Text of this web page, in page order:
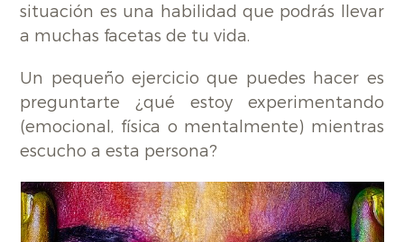
situación es una habilidad que podrás llevar
a muchas facetas de tu vida.
Un pequeño ejercicio que puedes hacer es
preguntarte ¿qué estoy experimentando
(emocional, física o mentalmente) mientras
escucho a esta persona?